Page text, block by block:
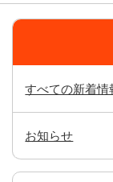
すべての新着情
お知らせ